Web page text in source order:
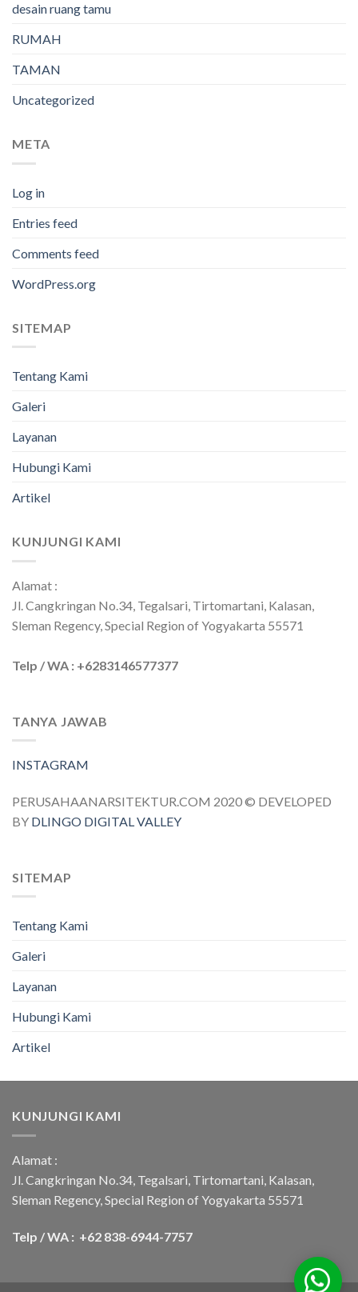
desain ruang tamu
RUMAH
TAMAN
Uncategorized
META
Log in
Entries feed
Comments feed
WordPress.org
SITEMAP
Tentang Kami
Galeri
Layanan
Hubungi Kami
Artikel
KUNJUNGI KAMI
Alamat :
Jl. Cangkringan No.34, Tegalsari, Tirtomartani, Kalasan,
Sleman Regency, Special Region of Yogyakarta 55571
Telp / WA : +6283146577377
TANYA JAWAB
INSTAGRAM
PERUSAHAANARSITEKTUR.COM 2020 © DEVELOPED
BY DLINGO DIGITAL VALLEY
SITEMAP
Tentang Kami
Galeri
Layanan
Hubungi Kami
Artikel
KUNJUNGI KAMI
Alamat :
Jl. Cangkringan No.34, Tegalsari, Tirtomartani, Kalasan,
Sleman Regency, Special Region of Yogyakarta 55571
Telp / WA : +62 838-6944-7757